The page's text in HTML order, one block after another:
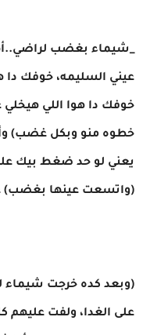
_شيماء بغضب
عيني السليمه، خوفك دا
خوفك دا هوا اللي
خطوه منو وبكل غضب)
يعني لو حد ضغط بيك
(واتسعت عينها بغضب)
(وبعد كده خرجت شيماء
على الغدا، ولفت